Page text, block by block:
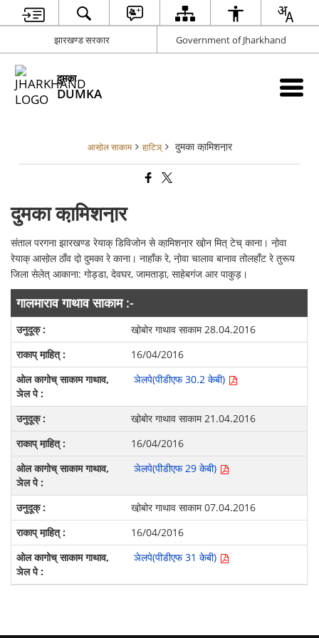
झारखण्ड सरकार Government of Jharkhand
दुमका
DUMKA
आसो़ल साकाम हा़टिञ् दुमका का़मिशना़र
दुमका का़मिशना़र
संताल परगना झारखण्ड रेयाक् डिविजोन से का़मिशना़र खो़न मित् टेच् काना। नो़वा
रेयाक् आसो़ल ठाँव दो़ दुमका रे काना। नाहाँक रे, नो़वा चालाव बानाव तोलहाँट रे तुरूय
जिला सेलेत् आकाना: गोड्डा, देवघर, जामताड़ा, साहेबगंज आर पाकुड़।
गालमाराव गाथाव साकाम :-
खो़बोर गाथाव साकाम 28.04.2016
16/04/2016
ञेलपे(पीडीएफ 30.2 केबी)
खो़बोर गाथाव साकाम 21.04.2016
16/04/2016
ञेलपे(पीडीएफ 29 केबी)
खो़बोर गाथाव साकाम 07.04.2016
16/04/2016
ञेलपे(पीडीएफ 31 केबी)